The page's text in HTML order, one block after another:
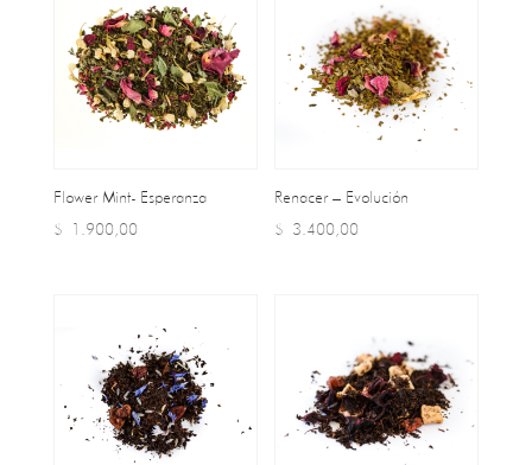
Flower Mint- Esperanza
$ 1.900,00
Renacer – Evolución
$ 3.400,00